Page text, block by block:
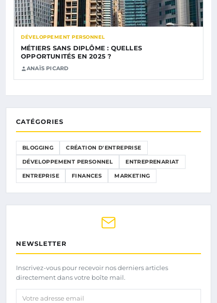
DÉVELOPPEMENT PERSONNEL
MÉTIERS SANS DIPLÔME : QUELLES
OPPORTUNITÉS EN 2025 ?
ANAÏS PICARD
CATÉGORIES
BLOGGING CRÉATION D'ENTREPRISE
DÉVELOPPEMENT PERSONNEL ENTREPRENARIAT
ENTREPRISE FINANCES MARKETING
NEWSLETTER
Inscrivez-vous pour recevoir nos derniers articles
directement dans votre boîte mail.
Votre adresse email